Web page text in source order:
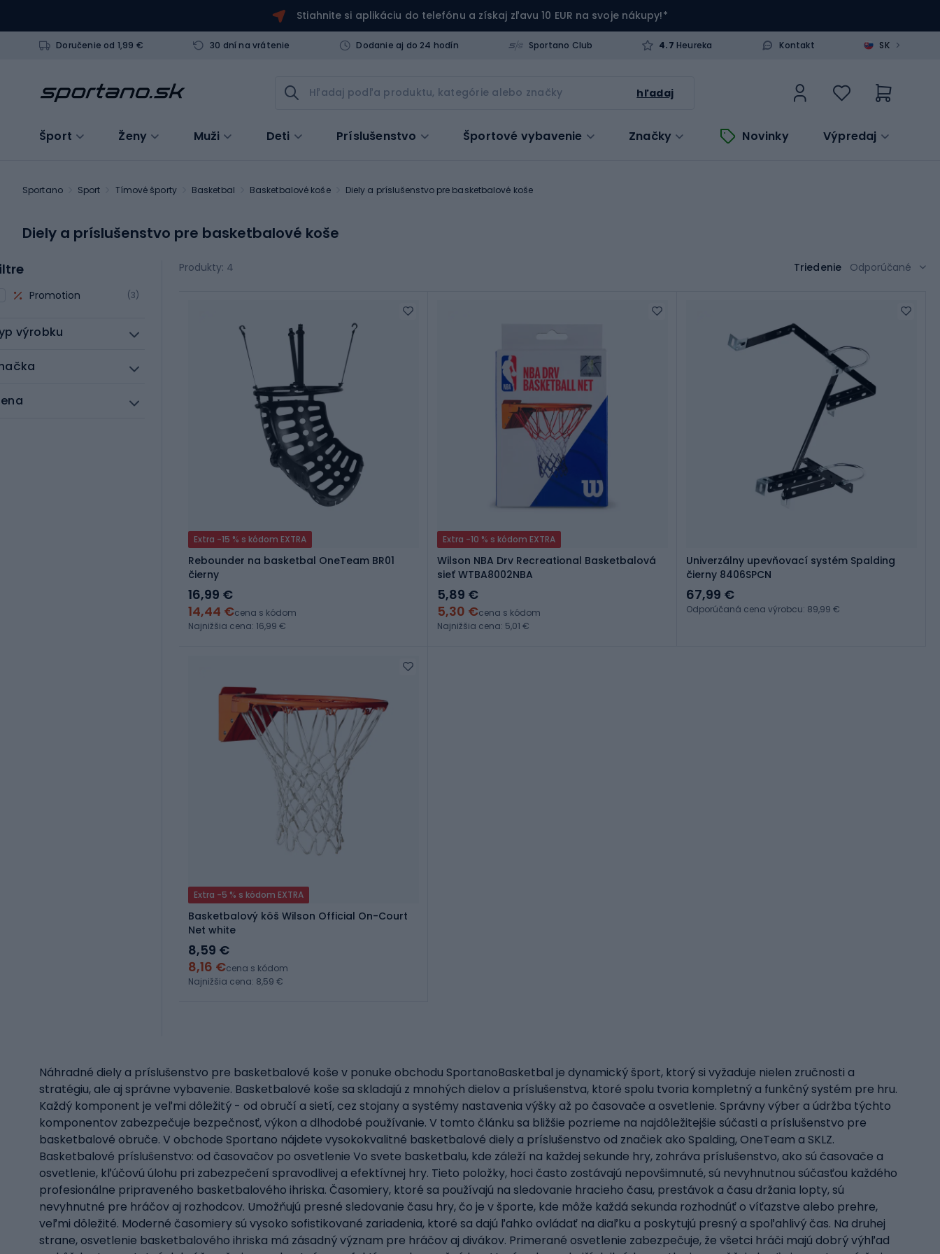
Stiahnite si aplikáciu do telefónu a získaj zľavu 10 EUR na svoje nákupy!*
Doručenie od 1,99 € 30 dní na vrátenie Dodanie aj do 24 hodín Sportano Club 4.7 Heureka Kontakt SK >
hľadaj
Šport Ženy Muži Deti Príslušenstvo Športové vybavenie Značky Novinky Výpredaj
Sportano Sport Tímové športy Basketbal Basketbalové koše Diely a príslušenstvo pre basketbalové koše
Diely a príslušenstvo pre basketbalové koše
Promotion (3)
výrobku
Produkty: 4 Triedenie Odporúčané
Extra -15 % s kódom EXTRA
Rebounder na basketbal OneTeam BR01
čierny
16,99 €
14,44 €cena s kódom
Najnižšia cena: 16,99 €
Extra -10 % s kódom EXTRA
Wilson NBA Drv Recreational Basketbalová
sieť WTBA8002NBA
5,89 €
5,30 €cena s kódom
Najnižšia cena: 5,01 €
Univerzálny upevňovací systém Spalding
čierny 8406SPCN
67,99 €
Odporúčaná cena výrobcu: 89,99 €
Extra -5 % s kódom EXTRA
Basketbalový kôš Wilson Official On-Court
Net white
8,59 €
8,16 €cena s kódom
Najnižšia cena: 8,59 €
Náhradné diely a príslušenstvo pre basketbalové koše v ponuke obchodu SportanoBasketbal je dynamický šport, ktorý si vyžaduje nielen zručnosti a
stratégiu, ale aj správne vybavenie. Basketbalové koše sa skladajú z mnohých dielov a príslušenstva, ktoré spolu tvoria kompletný a funkčný systém pre hru.
Každý komponent je veľmi dôležitý - od obručí a sietí, cez stojany a systémy nastavenia výšky až po časovače a osvetlenie. Správny výber a údržba týchto
komponentov zabezpečuje bezpečnosť, výkon a dlhodobé používanie. V tomto článku sa bližšie pozrieme na najdôležitejšie súčasti a príslušenstvo pre
basketbalové obruče. V obchode Sportano nájdete vysokokvalitné basketbalové diely a príslušenstvo od značiek ako Spalding, OneTeam a SKLZ.
Basketbalové príslušenstvo: od časovačov po osvetlenie Vo svete basketbalu, kde záleží na každej sekunde hry, zohráva príslušenstvo, ako sú časovače a
osvetlenie, kľúčovú úlohu pri zabezpečení spravodlivej a efektívnej hry. Tieto položky, hoci často zostávajú nepovšimnuté, sú nevyhnutnou súčasťou každého
profesionálne pripraveného basketbalového ihriska. Časomiery, ktoré sa používajú na sledovanie hracieho času, prestávok a času držania lopty, sú
nevyhnutné pre hráčov aj rozhodcov. Umožňujú presné sledovanie času hry, čo je v športe, kde môže každá sekunda rozhodnúť o víťazstve alebo prehre,
veľmi dôležité. Moderné časomiery sú vysoko sofistikované zariadenia, ktoré sa dajú ľahko ovládať na diaľku a poskytujú presný a spoľahlivý čas. Na druhej
strane, osvetlenie basketbalového ihriska má zásadný význam pre hráčov aj divákov. Primerané osvetlenie zabezpečuje, že všetci hráči majú dobrý výhľad